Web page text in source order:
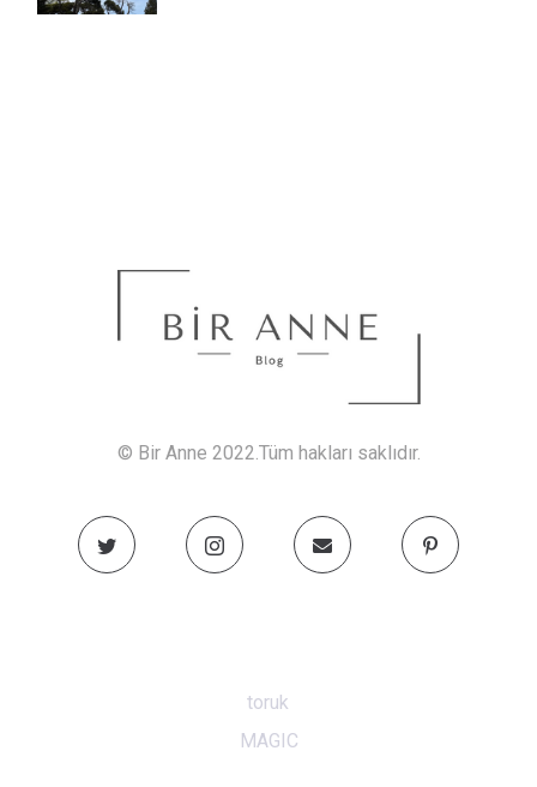
© Bir Anne 2022.Tüm hakları saklıdır.
toruk
MAGIC